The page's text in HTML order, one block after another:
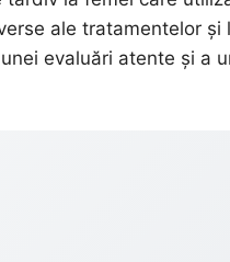
ale tratamentelor și
evaluări atente și a